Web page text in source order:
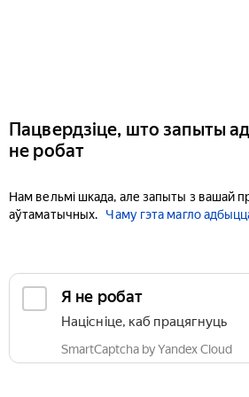
Пацвердзіце, што запыты
не робат
Нам вельмі шкада, але запыты з вашай
аўтаматычных.
Чаму гэта магло
Я не робат
Націсніце, каб працягнуць
SmartCaptcha by Yandex Cloud